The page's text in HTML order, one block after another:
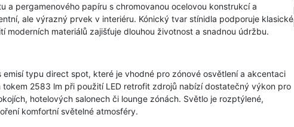
a pergamenového papíru s chromovanou ocelovou konstrukcí a
ale výrazný prvek v interiéru. Kónický tvar stínidla podporuje klasické
moderních materiálů zajišťuje dlouhou životnost a snadnou údržbu.
typu direct spot, které je vhodné pro zónové osvětlení a akcentaci
2583 lm při použití LED retrofit zdrojů nabízí dostatečný výkon pro
hotelových salonech či lounge zónách. Světlo je rozptýlené,
komfortní světelné atmosféry.